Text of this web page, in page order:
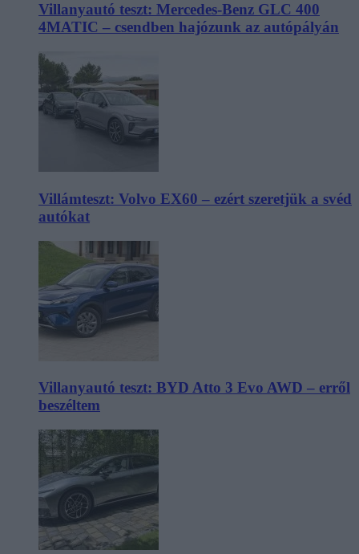
Villanyautó teszt: Mercedes-Benz GLC 400
4MATIC – csendben hajózunk az autópályán
Villámteszt: Volvo EX60 – ezért szeretjük a svéd
autókat
Villanyautó teszt: BYD Atto 3 Evo AWD – erről
beszéltem